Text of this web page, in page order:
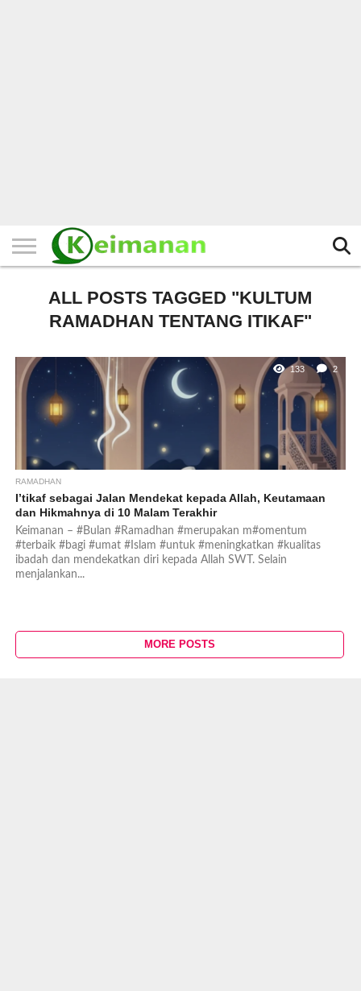
ALL POSTS TAGGED "KULTUM
RAMADHAN TENTANG ITIKAF"
133 2
RAMADHAN
I’tikaf sebagai Jalan Mendekat kepada Allah, Keutamaan
dan Hikmahnya di 10 Malam Terakhir
Keimanan – #Bulan #Ramadhan #merupakan m#omentum
#terbaik #bagi #umat #Islam #untuk #meningkatkan #kualitas
ibadah dan mendekatkan diri kepada Allah SWT. Selain
menjalankan...
MORE POSTS